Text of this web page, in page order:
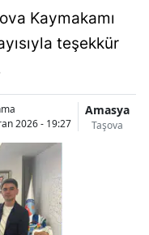
Kaymakamı
teşekkür
2026 - 19:27
Amasya
Taşova